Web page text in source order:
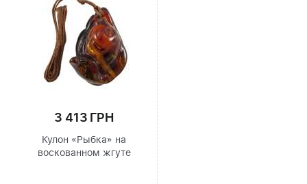
3 413 ГРН
Кулон «Рыбка» на
воскованном жгуте